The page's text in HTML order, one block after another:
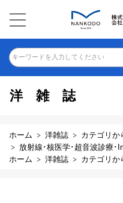
キーワードを入力してください
洋雑誌
ホーム 洋雑誌 カテゴリか
放射線･核医学･超音波診療･
ホーム
洋雑誌 カテゴリか